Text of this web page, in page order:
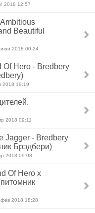
2018 12:57
Beautiful
июн 2018 00:24
Of Hero - Bredbery
2018 19:19
2018 09:11
Jagger - Bredbery
Брэдбери)
2018 09:08
Of Hero x
фев 2018 18:28